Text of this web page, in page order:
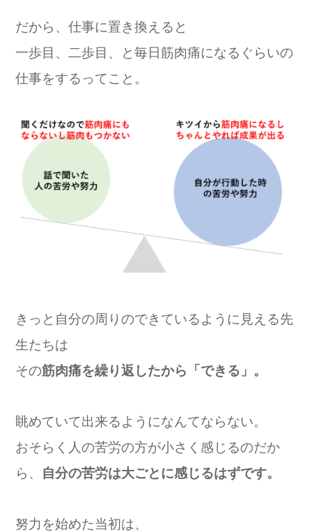
だから、仕事に置き換えると
一歩目、二歩目、と毎日筋肉痛になるぐらいの
仕事をするってこと。
きっと自分の周りのできているように見える先
生たちは
その筋肉痛を繰り返したから「できる」。
眺めていて出来るようになんてならない。
おそらく人の苦労の方が小さく感じるのだか
ら、 自分の苦労は大ごとに感じるはずです。
努力を始めた当初は、